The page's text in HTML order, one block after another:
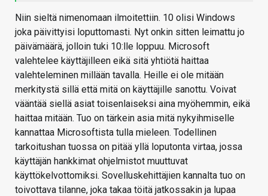
Niin sieltä nimenomaan ilmoitettiin. 10 olisi Windows
joka päivittyisi loputtomasti. Nyt onkin sitten leimattu jo
päivämäärä, jolloin tuki 10:lle loppuu. Microsoft
valehtelee käyttäjilleen eikä sitä yhtiötä haittaa
valehteleminen millään tavalla. Heille ei ole mitään
merkitystä sillä että mitä on käyttäjille sanottu. Voivat
vääntää siellä asiat toisenlaiseksi aina myöhemmin, eikä
haittaa mitään. Tuo on tärkein asia mitä nykyihmiselle
kannattaa Microsoftista tulla mieleen. Todellinen
tarkoitushan tuossa on pitää yllä loputonta virtaa, jossa
käyttäjän hankkimat ohjelmistot muuttuvat
käyttökelvottomiksi. Sovelluskehittäjien kannalta tuo on
toivottava tilanne, joka takaa töitä jatkossakin ja lupaa